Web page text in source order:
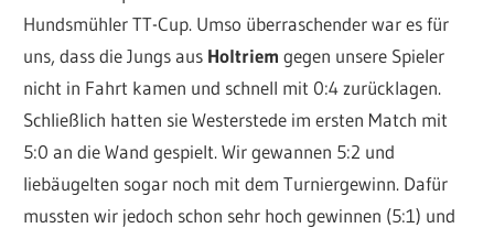
Hundsmühler TT-Cup. Umso überraschender war es für
uns, dass die Jungs aus Holtriem gegen unsere Spieler
nicht in Fahrt kamen und schnell mit 0:4 zurücklagen.
Schließlich hatten sie Westerstede im ersten Match mit
5:0 an die Wand gespielt. Wir gewannen 5:2 und
liebäugelten sogar noch mit dem Turniergewinn. Dafür
mussten wir jedoch schon sehr hoch gewinnen (5:1) und